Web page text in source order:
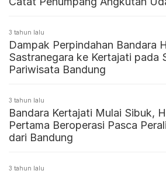
3 tahun lalu
Dampak Perpindahan Bandara
Sastranegara ke Kertajati pada
Pariwisata Bandung
3 tahun lalu
Bandara Kertajati Mulai Sibuk,
Pertama Beroperasi Pasca
dari Bandung
3 tahun lalu